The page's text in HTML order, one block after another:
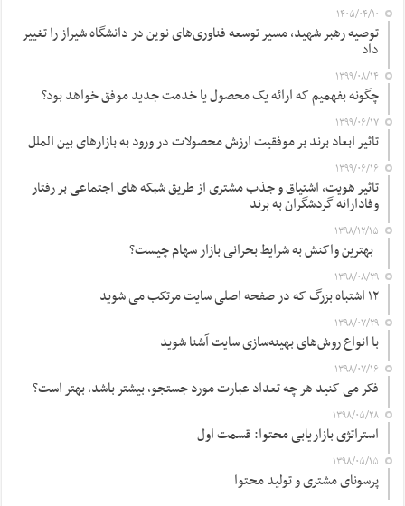
۱۴۰۵/۰۴/۱۰
توصیه رهبر شهید، مسیر توسعه فناوری‌های نوین در دانشگاه شیراز را تغییر
داد
۱۳۹۹/۰۸/۱۴
چگونه بفهمیم که ارائه یک محصول یا خدمت جدید موفق خواهد بود؟
۱۳۹۹/۰۶/۱۷
تاثیر ابعاد برند بر موفقیت ارزش محصولات در ورود به بازارهای بین الملل
۱۳۹۹/۰۶/۱۶
تاثیر هویت، اشتیاق و جذب مشتری از طریق شبکه های اجتماعی بر رفتار
وفادارانه گردشگران به برند
۱۳۹۸/۱۲/۱۵
بهترین واکنش به شرایط بحرانی بازار سهام چیست؟
۱۳۹۸/۰۸/۲۹
۱۲ اشتباه بزرگ که در صفحه اصلی سایت مرتکب می شوید
۱۳۹۸/۰۷/۲۹
با انواع روش‌های بهینه‌سازی سایت آشنا شوید
۱۳۹۸/۰۷/۱۶
فکر می کنید هر چه تعداد عبارت مورد جستجو، بیشتر باشد، بهتر است؟
۱۳۹۸/۰۵/۲۸
استراتژی بازاریابی محتوا: قسمت اول
۱۳۹۸/۰۵/۱۵
پرسونای مشتری و تولید محتوا